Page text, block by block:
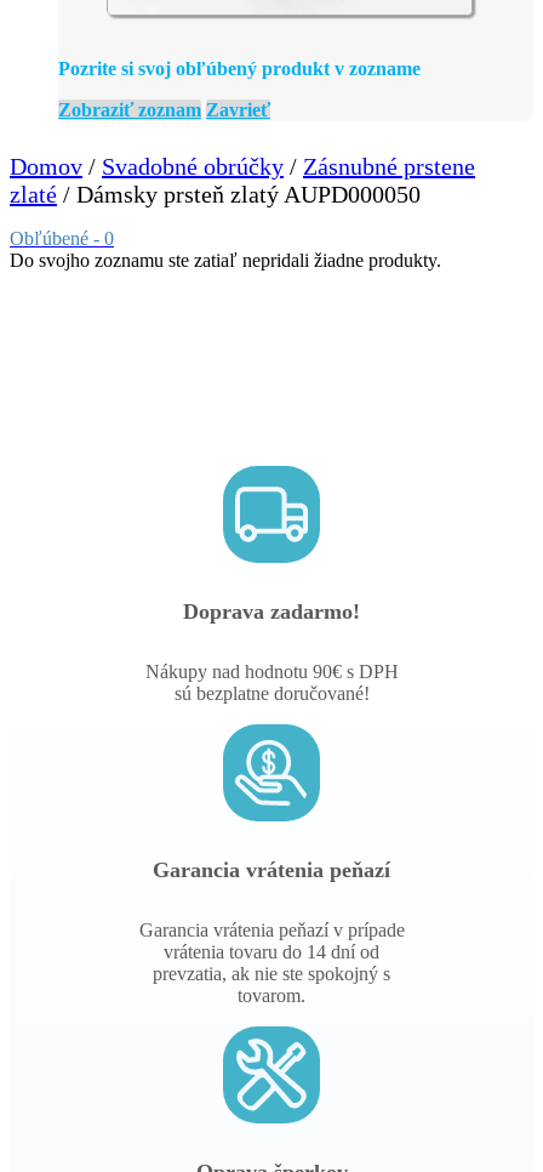
Pozrite si svoj obľúbený produkt v zozname
Zobraziť zoznam Zavrieť
Domov / Svadobné obrúčky / Zásnubné prstene
zlaté / Dámsky prsteň zlatý AUPD000050
Obľúbené - 0
Do svojho zoznamu ste zatiaľ nepridali žiadne produkty.
Doprava zadarmo!
Nákupy nad hodnotu 90€ s DPH
sú bezplatne doručované!
Garancia vrátenia peňazí
Garancia vrátenia peňazí v prípade
vrátenia tovaru do 14 dní od
prevzatia, ak nie ste spokojný s
tovarom.